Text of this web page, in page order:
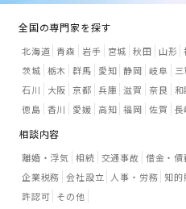
全国の専門家を探す
北海道 青森 岩手 宮城 秋田 山形
茨城 栃木 群馬 愛知 静岡 岐阜 三
石川
大阪 京都 兵庫 滋賀 奈良 和
徳島 香川 愛媛 高知 福岡 佐賀 長
相談内容
離婚・浮気 相続 交通事故 借金・債
企業税務 会社設立 人事・労務 知的
許認可 その他